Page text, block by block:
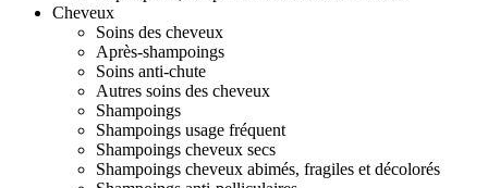
Cheveux
Soins des cheveux
Après-shampoings
Soins anti-chute
Autres soins des cheveux
Shampoings
Shampoings usage fréquent
Shampoings cheveux secs
Shampoings cheveux abimés, fragiles et décolorés